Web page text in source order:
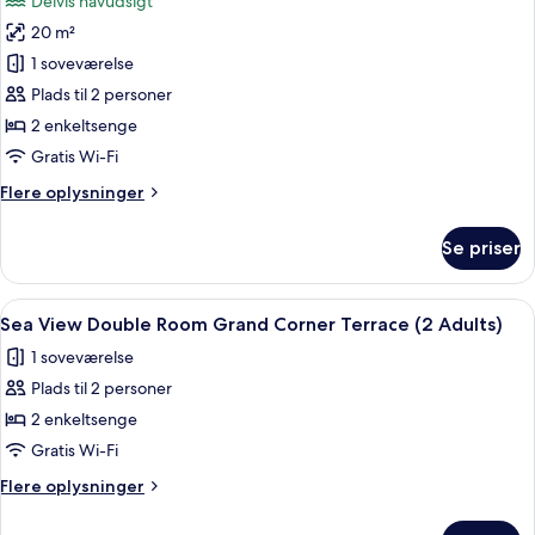
Adults)
billeder
af
Superior-
dobbeltværelse
-
delvis
(2
20 m²
1 soveværelse
Plads til 2 personer
2 enkeltsenge
Gratis Wi-Fi
Flere oplysninger
Flere
dobbeltværelse
delvis
(2
Adults)
Se priser
Indlæs
alle
billeder
af
Sea
View
Double
Room
Sea View Double Room Grand
11
Sea View Double Room Grand Corner Terrace (2 Adults)
1 soveværelse
Plads til 2 personer
2 enkeltsenge
Gratis Wi-Fi
Flere oplysninger
Flere